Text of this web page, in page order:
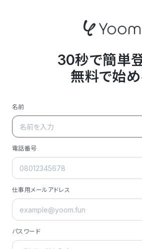
30秒で簡単登
無料で始
名前
電話番号
仕事用メールアドレス
パスワード